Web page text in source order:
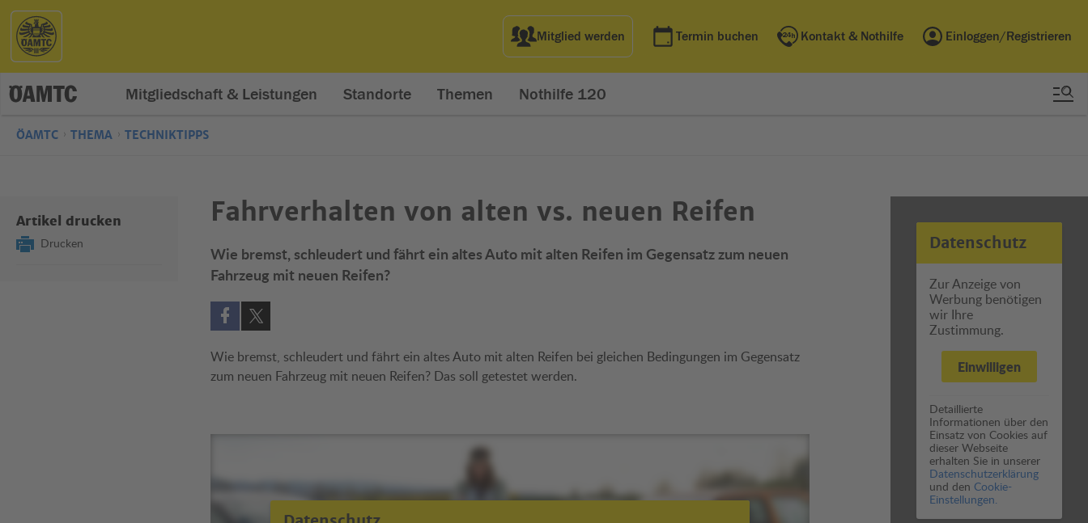
Mitglied werden Termin buchen Kontakt & Nothilfe Einloggen/Registrieren
Mitgliedschaft & Leistungen Standorte Themen Nothilfe 120
ÖAMTC THEMA TECHNIKTIPPS
Datenschutz
Zur Anzeige von
Werbung benötigen
wir Ihre
Zustimmung.
Einwilligen
Detaillierte
Informationen über den
Einsatz von Cookies auf
dieser Webseite
erhalten Sie in unserer
Datenschutzerklärung
und den Cookie-
Einstellungen.
Artikel drucken
Drucken
Fahrverhalten von alten vs. neuen Reifen
Wie bremst, schleudert und fährt ein altes Auto mit alten Reifen im Gegensatz zum neuen
Fahrzeug mit neuen Reifen?
Auf Facebook teilen (öffnet in neuem Fenster)
Auf X teilen (öffnet in neuem Fenster)
Wie bremst, schleudert und fährt ein altes Auto mit alten Reifen bei gleichen Bedingungen im Gegensatz
zum neuen Fahrzeug mit neuen Reifen? Das soll getestet werden.